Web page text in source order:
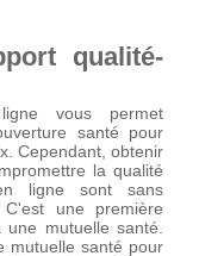
qualité-
vous permet
santé pour
Cependant, obtenir
la qualité
ligne sont sans
une première
mutuelle santé.
mutuelle santé pour